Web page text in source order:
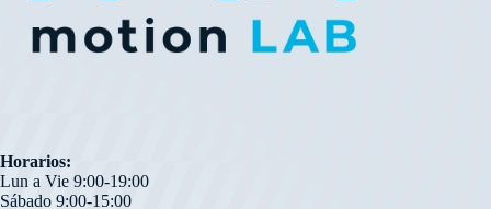
Horarios:
Lun a Vie 9:00-19:00
Sábado 9:00-15:00
Llena el formulario para hablar por WhatsApp
Respondemos en ~1h
CORREO